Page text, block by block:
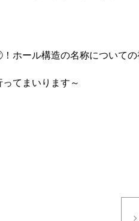
ホール構造の名称についての
てまいります～